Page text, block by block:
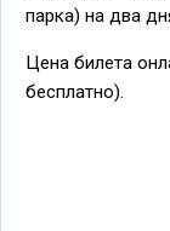
парка) на два
Цена билета
бесплатно).